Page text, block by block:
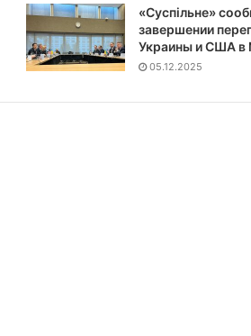
«Суспiльне»
завершении
Украины и США в
05.12.2025